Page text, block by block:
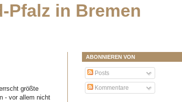
Pfalz in Bremen
größte
- vor allem nicht
ABONNIEREN VON
Posts
Kommentare